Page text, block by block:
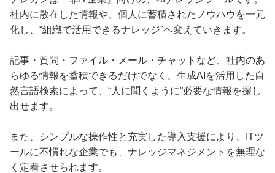
社内に散在した情報や、個人に蓄積されたノウハウを一元
化し、“組織で活用できるナレッジ”へ変えていきます。
記事・質問・ファイル・メール・チャットなど、社内のあ
らゆる情報を蓄積できるだけでなく、生成AIを活用した自
然言語検索によって、“人に聞くように”必要な情報を探し
出せます。
また、シンプルな操作性と充実した導入支援により、ITツ
ールに不慣れな企業でも、ナレッジマネジメントを無理な
く定着させられます。